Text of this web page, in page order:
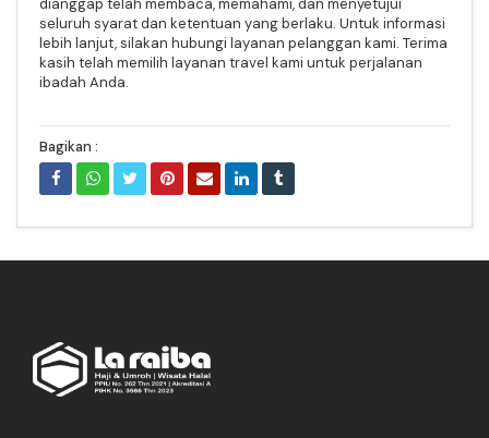
dianggap telah membaca, memahami, dan menyetujui
seluruh syarat dan ketentuan yang berlaku. Untuk informasi
lebih lanjut, silakan hubungi layanan pelanggan kami. Terima
kasih telah memilih layanan travel kami untuk perjalanan
ibadah Anda.
Bagikan :